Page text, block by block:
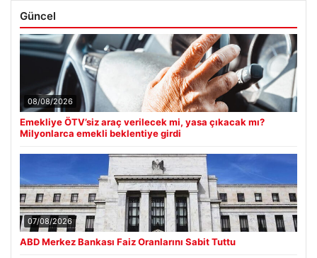
Güncel
08/08/2026
Emekliye ÖTV’siz araç verilecek mi, yasa çıkacak mı?
Milyonlarca emekli beklentiye girdi
07/08/2026
ABD Merkez Bankası Faiz Oranlarını Sabit Tuttu